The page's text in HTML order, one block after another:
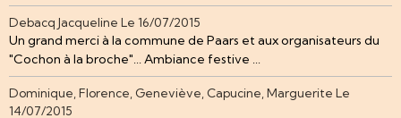
Debacq Jacqueline Le 16/07/2015
Un grand merci à la commune de Paars et aux organisateurs du
"Cochon à la broche"... Ambiance festive ...
Dominique, Florence, Geneviève, Capucine, Marguerite Le
14/07/2015